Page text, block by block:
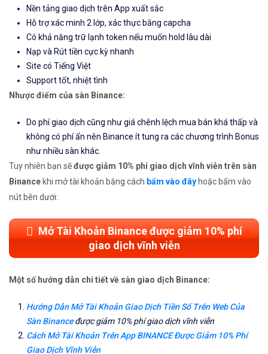
Nền tảng giao dịch trên App xuất sắc
Hỗ trợ xác minh 2 lớp, xác thực bằng capcha
Có khả năng trữ lạnh token nếu muốn hold lâu dài
Nạp và Rút tiền cực kỳ nhanh
Site có Tiếng Việt
Support tốt, nhiệt tình
Nhược điểm của sàn Binance:
Do phí giao dịch cũng như giá chênh lệch mua bán khá thấp và
không có phí ẩn nên Binance ít tung ra các chương trình Bonus
như nhiều sàn khác.
Tuy nhiên bạn sẽđược giảm 10% phí giao dịch vĩnh viễn trên sàn
Binance khi mở tài khoản bằng cách bấm vào đây hoặc bấm vào
nút bên dưới:
Mở Tài Khoản Binance được giảm 10% phí
giao dịch vĩnh viễn
Một số hướng dẫn chi tiết về sàn giao dịch Binance:
Hướng Dẫn Mở Tài Khoản Giao Dịch Tiền Số Trên Web Của
Sàn Binanceđược giảm 10% phí giao dịch vĩnh viễn
Cách Mở Tài Khoản Trên App BINANCE Được Giảm 10% Phí
Giao Dịch Vĩnh Viễn